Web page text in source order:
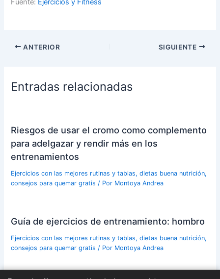
Fuente: Ejercicios y Fitness
ANTERIOR SIGUIENTE
Entradas relacionadas
Riesgos de usar el cromo como complemento
para adelgazar y rendir más en los
entrenamientos
Ejercicios con las mejores rutinas y tablas, dietas buena nutrición,
consejos para quemar gratis / Por Montoya Andrea
Guía de ejercicios de entrenamiento: hombro
Ejercicios con las mejores rutinas y tablas, dietas buena nutrición,
consejos para quemar gratis / Por Montoya Andrea